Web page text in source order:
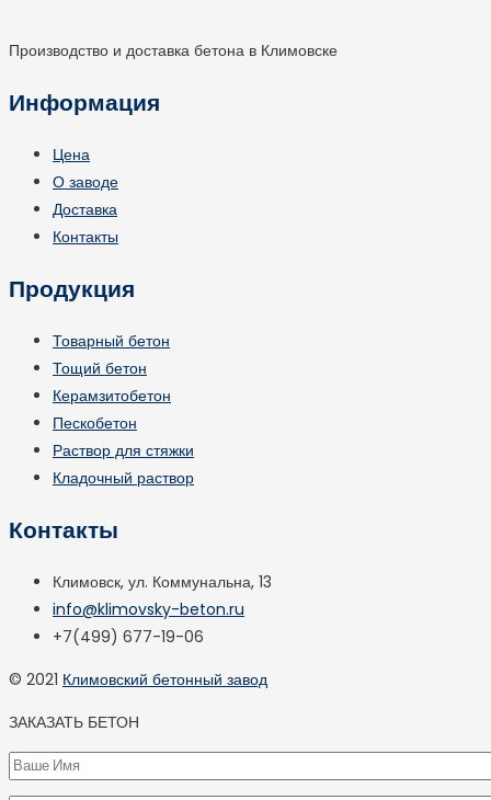
Производство и доставка бетона в Климовске
Информация
Цена
О заводе
Доставка
Контакты
Продукция
Товарный бетон
Тощий бетон
Керамзитобетон
Пескобетон
Раствор для стяжки
Кладочный раствор
Контакты
Климовск, ул. Коммунальна, 13
info@klimovsky-beton.ru
+7(499) 677-19-06
© 2021 Климовский бетонный завод
ЗАКАЗАТЬ БЕТОН